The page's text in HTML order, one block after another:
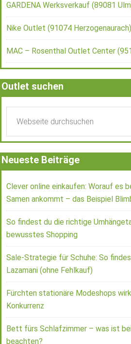
GARDENA Werksverkauf (89081
Nike Outlet (91074 Herzogenaurach)
MAC – Rosenthal Outlet Center
Outlet suchen
Neueste Beiträge
Clever online einkaufen: Worauf es
Samen ankommt – das Beispiel
So findest du die richtige
bewusstes Shopping
Sale-Strategie für Schuhe: So
Lazamani (ohne Fehlkauf)
Fürchten stationäre Modeshops
Konkurrenz
Bett fürs Schlafzimmer – was ist
beachten?